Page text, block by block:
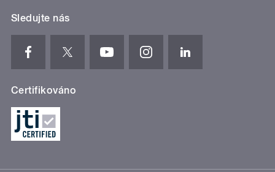
Sledujte nás
Certifikováno